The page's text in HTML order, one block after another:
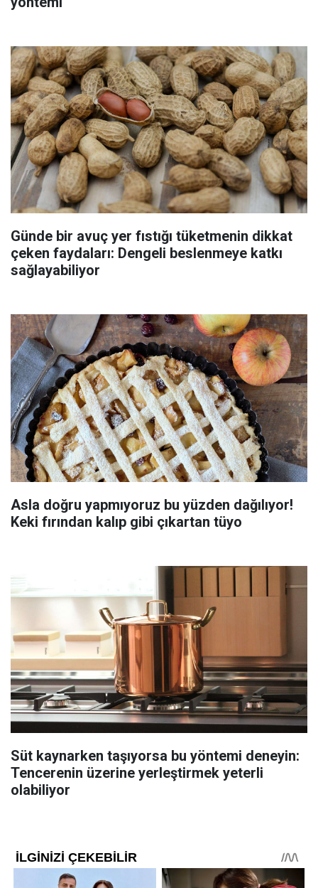
Günde bir avuç yer fıstığı tüketmenin dikkat
çeken faydaları: Dengeli beslenmeye katkı
sağlayabiliyor
Asla doğru yapmıyoruz bu yüzden dağılıyor!
Keki fırından kalıp gibi çıkartan tüyo
Süt kaynarken taşıyorsa bu yöntemi deneyin:
Tencerenin üzerine yerleştirmek yeterli
olabiliyor